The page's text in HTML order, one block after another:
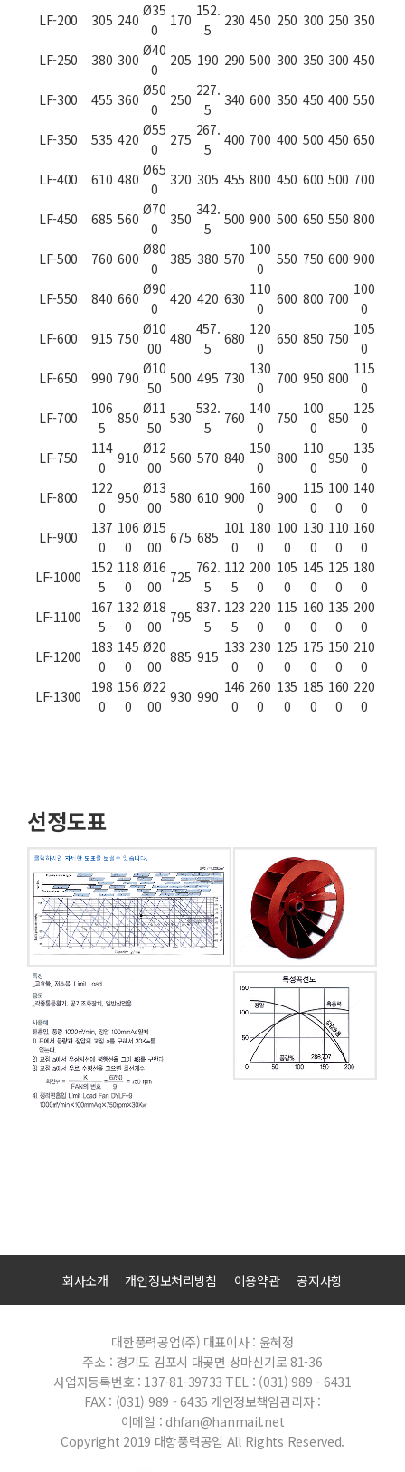
LF-200
305 240
Ø35
0
170
152.
5
230 450 250 300 250 350
LF-250 380 300
Ø40
0
205 190 290 500 300 350 300 450
LF-300 455 360
Ø50
0
250
227.
5
340 600 350 450 400 550
LF-350 535 420
Ø55
0
275
267.
5
400 700 400 500 450 650
LF-400 610 480
Ø65
0
320 305 455 800 450 600 500 700
LF-450 685 560
Ø70
0
350
342.
5
500 900 500 650 550 800
LF-500 760 600
Ø80
0
385 380 570
100
0
550 750 600 900
LF-550 840 660
Ø90
0
420 420 630
110
0
600 800 700
100
0
LF-600
915 750
Ø10
00
480
457.
5
680
120
0
650 850 750
105
0
LF-650
990 790
Ø10
50
500 495 730
130
0
700 950 800
115
0
LF-700
106
5
850
Ø11
50
530
532.
5
760
140
0
750
100
0
850
125
0
LF-750
114
0
910
Ø12
00
560 570 840
150
0
800
110
0
950
135
0
LF-800
122
0
950
Ø13
00
580 610 900
160
0
900
115
0
100
0
140
0
LF-900
137
0
106
0
Ø15
00
675 685
101
0
180
0
100
0
130
0
110
0
160
0
LF-1000
152
5
118
0
Ø16
00
725
762.
5
112
5
200
0
105
0
145
0
125
0
180
0
LF-1100
167
5
132
0
Ø18
00
795
837.
5
123
5
220
0
115
0
160
0
135
0
200
0
LF-1200
183
0
145
0
Ø20
00
885 915
133
0
230
0
125
0
175
0
150
0
210
0
LF-1300
198
0
156
0
Ø22
00
930 990
146
0
260
0
135
0
185
0
160
0
220
0
선정도표
회사소개 개인정보처리방침 이용약관 공지사항
대한풍력공업(주) 대표이사 : 윤혜정
주소 : 경기도 김포시 대곶면 상마신기로 81-36
사업자등록번호 : 137-81-39733 TEL : (031) 989 - 6431
FAX : (031) 989 - 6435 개인정보책임관리자 :
이메일 : dhfan@hanmail.net
Copyright 2019 대항풍력공업 All Rights Reserved.